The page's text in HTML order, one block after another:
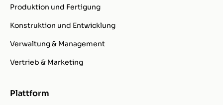
Produktion und Fertigung
Konstruktion und Entwicklung
Verwaltung & Management
Vertrieb & Marketing
Plattform